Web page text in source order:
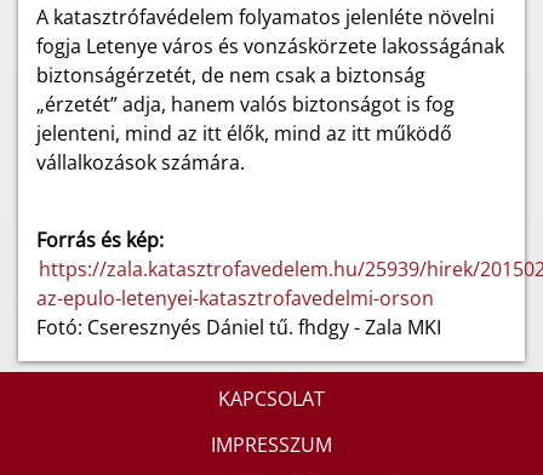
A katasztrófavédelem folyamatos jelenléte növelni
fogja Letenye város és vonzáskörzete lakosságának
biztonságérzetét, de nem csak a biztonság
„érzetét” adja, hanem valós biztonságot is fog
jelenteni, mind az itt élők, mind az itt működő
vállalkozások számára.
Forrás és kép:
https://zala.katasztrofavedelem.hu/25939/hirek/
az-epulo-letenyei-katasztrofavedelmi-orson
Fotó: Cseresznyés Dániel tű. fhdgy - Zala MKI
KAPCSOLAT
IMPRESSZUM